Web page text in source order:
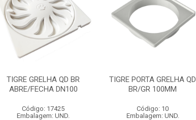
TIGRE GRELHA QD BR
ABRE/FECHA DN100
Código: 17425
Embalagem: UND.
TIGRE PORTA GRELHA QD
BR/GR 100MM
Código: 10
Embalagem: UND.